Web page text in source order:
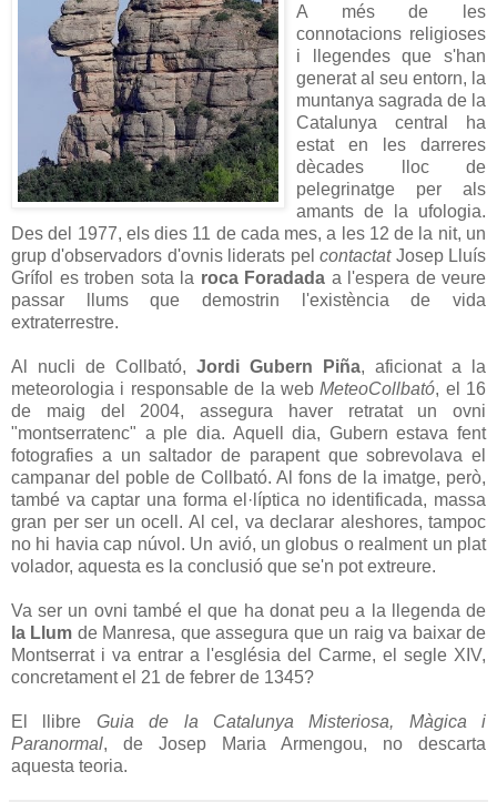
A més de les
connotacions religioses
i llegendes que s'han
generat al seu entorn, la
muntanya sagrada de la
Catalunya central ha
estat en les darreres
dècades lloc de
pelegrinatge per als
amants de la ufologia.
Des del 1977, els dies 11 de cada mes, a les 12 de la nit, un
grup d'observadors d'ovnis liderats pelcontactat Josep Lluís
Grífol es troben sota la roca Foradada a l'espera de veure
passar llums que demostrin l'existència de vida
extraterrestre.
Al nucli de Collbató, Jordi Gubern Piña, aficionat a la
meteorologia i responsable de la webMeteoCollbató, el 16
de maig del 2004, assegura haver retratat un ovni
"montserratenc" a ple dia. Aquell dia, Gubern estava fent
fotografies a un saltador de parapent que sobrevolava el
campanar del poble de Collbató. Al fons de la imatge, però,
també va captar una forma el·líptica no identificada, massa
gran per ser un ocell. Al cel, va declarar aleshores, tampoc
no hi havia cap núvol. Un avió, un globus o realment un plat
volador, aquesta es la conclusió que se'n pot extreure.
Va ser un ovni també el que ha donat peu a la llegenda de
la Llum de Manresa, que assegura que un raig va baixar de
Montserrat i va entrar a l'església del Carme, el segle XIV,
concretament el 21 de febrer de 1345?
El llibre Guia de la Catalunya Misteriosa, Màgica i
Paranormal, de Josep Maria Armengou, no descarta
aquesta teoria.